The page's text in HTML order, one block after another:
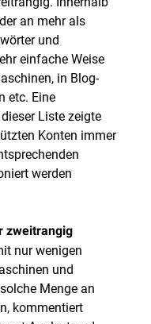
an mehr als
und
einfache Weise
in Blog-
etc. Eine
Liste zeigte
Konten immer
werden
zweitrangig
nur wenigen
und
Menge an
kommentiert